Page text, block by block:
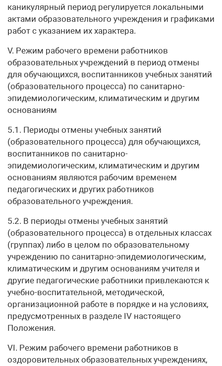
каникулярный период регулируется локальными
актами образовательного учреждения и графиками
работ с указанием их характера.
V. Режим рабочего времени работников
образовательных учреждений в период отмены
для обучающихся, воспитанников учебных занятий
(образовательного процесса) по санитарно-
эпидемиологическим, климатическим и другим
основаниям
5.1. Периоды отмены учебных занятий
(образовательного процесса) для обучающихся,
воспитанников по санитарно-
эпидемиологическим, климатическим и другим
основаниям являются рабочим временем
педагогических и других работников
образовательного учреждения.
5.2. В периоды отмены учебных занятий
(образовательного процесса) в отдельных классах
(группах) либо в целом по образовательному
учреждению по санитарно-эпидемиологическим,
климатическим и другим основаниям учителя и
другие педагогические работники привлекаются к
учебно-воспитательной, методической,
организационной работе в порядке и на условиях,
предусмотренных в разделе IV настоящего
Положения.
VI. Режим рабочего времени работников в
оздоровительных образовательных учреждениях,